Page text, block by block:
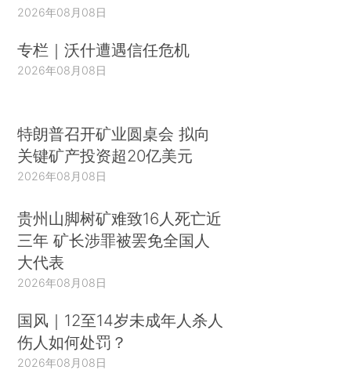
2026年08月08日
专栏｜沃什遭遇信任危机
2026年08月08日
特朗普召开矿业圆桌会 拟向
关键矿产投资超20亿美元
2026年08月08日
贵州山脚树矿难致16人死亡近
三年 矿长涉罪被罢免全国人
大代表
2026年08月08日
国风｜12至14岁未成年人杀人
伤人如何处罚？
2026年08月08日